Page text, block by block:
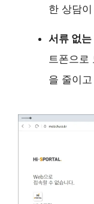
한 상담
서류 없
트폰으로
을 줄이